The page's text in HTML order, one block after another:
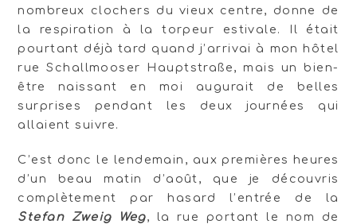
nombreux clochers du vieux centre, donne de
la respiration à la torpeur estivale. Il était
pourtant déjà tard quand j’arrivai à mon hôtel
rue Schallmooser Hauptstraße, mais un bien-
être naissant en moi augurait de belles
surprises pendant les deux journées qui
allaient suivre.
C’est donc le lendemain, aux premières heures
d’un beau matin d’août, que je découvris
complètement par hasard l’entrée de la
Stefan Zweig Weg, la rue portant le nom de